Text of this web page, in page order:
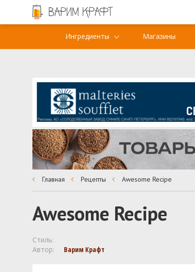
Ингредиенты Магазины
Главная Рецепты Awesome Recipe
Awesome Recipe
Стиль:
Автор:
Варим Крафт